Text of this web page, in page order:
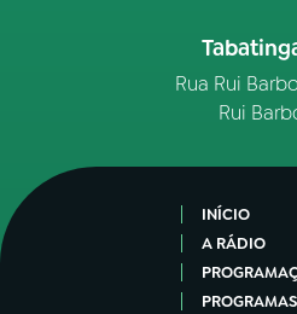
Rua Rui
Rui
INÍCIO
A RÁDIO
PROGRAMAS